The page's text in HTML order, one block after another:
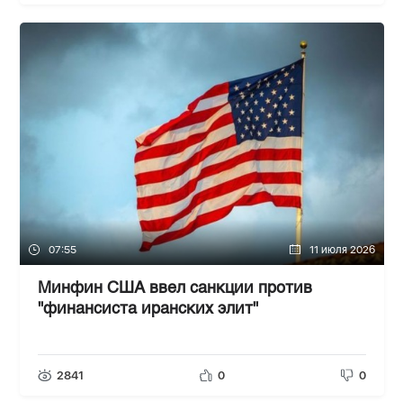
07:55 11 июля 2026
Минфин США ввел санкции против
"финансиста иранских элит"
2841 0 0